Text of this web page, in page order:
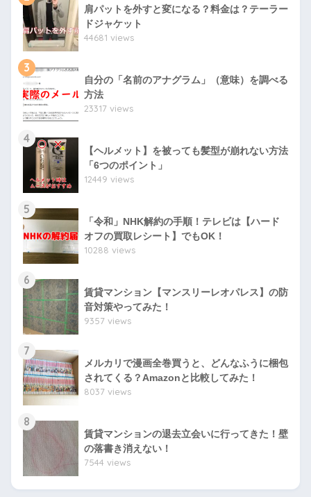
肩パットを外すと変になる？料金は？テーラー
ドジャケット
44681 views
3
自分の「名前のアナグラム」（意味）を調べる
方法
23317 views
4
【ヘルメット】を被っても髪型が崩れない方法
「6つのポイント」
12449 views
5
「令和」NHK解約の手順！テレビは【ハード
オフの買取レシート】でもOK！
10288 views
6
賃貸マンション【マンスリーレオパレス】の防
音対策やってみた！
9357 views
7
メルカリで漫画全巻買うと、どんなふうに梱包
されてくる？Amazonと比較してみた！
8037 views
8
賃貸マンションの退去立会いに行ってきた！壁
の落書き消えない！
7544 views